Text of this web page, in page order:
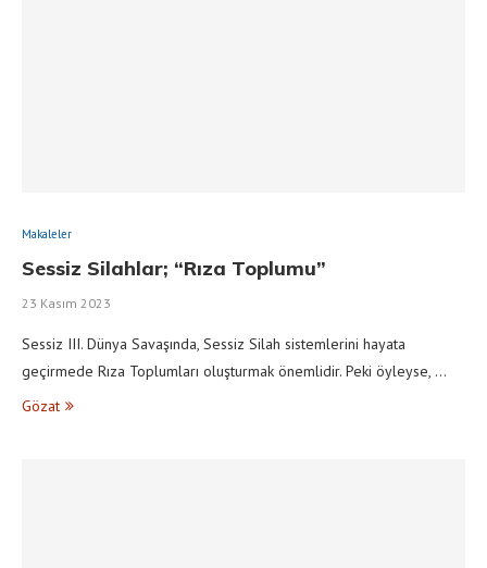
Makaleler
Sessiz Silahlar; “Rıza Toplumu”
23 Kasım 2023
Sessiz III. Dünya Savaşında, Sessiz Silah sistemlerini hayata
geçirmede Rıza Toplumları oluşturmak önemlidir. Peki öyleyse, …
Gözat